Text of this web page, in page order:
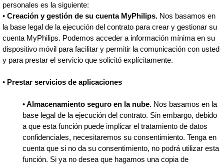
personales es la siguiente:
•Creación y gestión de su cuenta MyPhilips. Nos basamos en
la base legal de la ejecución del contrato para crear y gestionar su
cuenta MyPhilips. Podemos acceder a información mínima en su
dispositivo móvil para facilitar y permitir la comunicación con usted
y para prestar el servicio que solicitó explícitamente.
• Prestar servicios de aplicaciones
•Almacenamiento seguro en la nube. Nos basamos en la
base legal de la ejecución del contrato. Sin embargo, debido
a que esta función puede implicar el tratamiento de datos
confidenciales, necesitaremos su consentimiento. Tenga en
cuenta que si no da su consentimiento, no podrá utilizar esta
función. Si ya no desea que hagamos una copia de